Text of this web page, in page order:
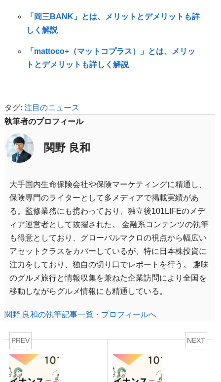
「岡三BANK」とは、メリットとデメリットも詳
しく解説
「mattoco+（マットコプラス）」とは、メリッ
トとデメリットも詳しく解説
タグ: 注目のニュース
執筆者のプロフィール
関野 良和
大手国内生命保険会社や保険マーケティングに精通し、
保険専門のライターとして多メディアで掲載実績があ
る。監修業務にも携わっており、独立後101LIFEのメデ
ィア運営者として抜擢された。 金融系コンテンツの執筆
も得意としており、グローバルマクロの視点から幅広い
アセットクラスをカバーしているが、特に日本株投資に
注力をしており、独自の切り口でレポートを行う。 趣味
のグルメ旅行と情報収集を兼ねた企業訪問により全国を
移動しながらグルメ情報にも精通している。
関野 良和の執筆記事一覧・プロフィールへ
PREV NEXT